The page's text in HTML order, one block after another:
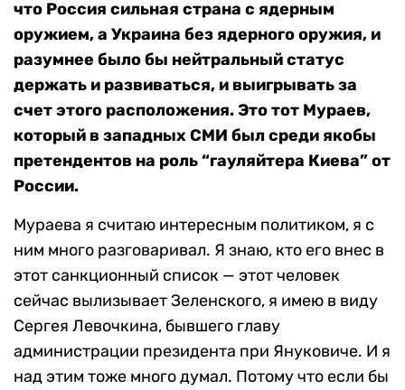
что Россия сильная страна с ядерным
оружием, а Украина без ядерного оружия, и
разумнее было бы нейтральный статус
держать и развиваться, и выигрывать за
счет этого расположения. Это тот Мураев,
который в западных СМИ был среди якобы
претендентов на роль “гауляйтера Киева” от
России.
Мураева я считаю интересным политиком, я с
ним много разговаривал. Я знаю, кто его внес в
этот санкционный список — этот человек
сейчас вылизывает Зеленского, я имею в виду
Сергея Левочкина, бывшего главу
администрации президента при Януковиче. И я
над этим тоже много думал. Потому что если бы